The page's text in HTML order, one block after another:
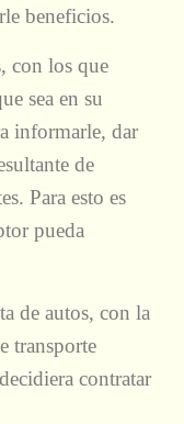
beneficios.
con los que
sea en su
informarle, dar
de
Para esto es
pueda
de autos, con la
transporte
contratar